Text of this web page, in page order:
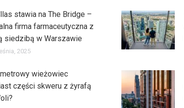
stawia na The Bridge –
firma farmaceutyczna z
siedzibą w Warszawie
2025
wieżowiec
części skweru z żyrafą